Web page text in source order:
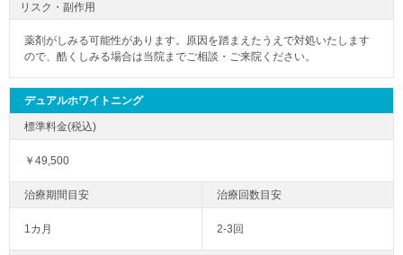
リスク・副作用
薬剤がしみる可能性があります。原因を踏まえたうえで対処いたします
ので、酷くしみる場合は当院までご相談・ご来院ください。
デュアルホワイトニング
￥49,500
1カ月 2-3回